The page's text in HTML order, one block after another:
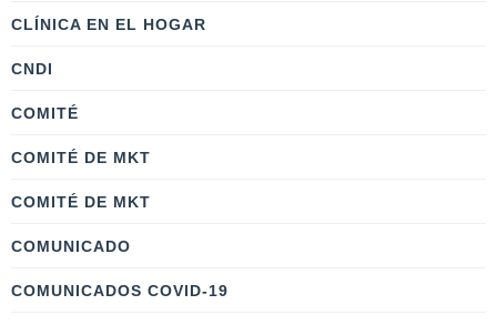
CLÍNICA EN EL HOGAR
CNDI
COMITÉ
COMITÉ DE MKT
COMITÉ DE MKT
COMUNICADO
COMUNICADOS COVID-19